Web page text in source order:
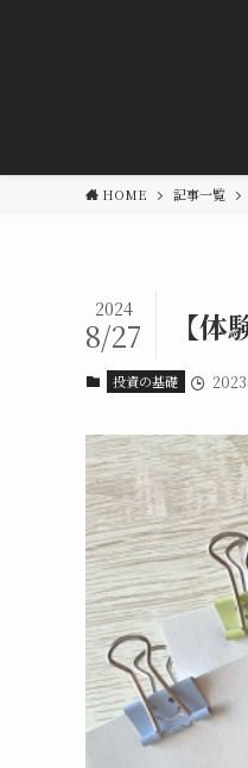
HOME 記事一覧
【
2024
8/27
投資の基礎